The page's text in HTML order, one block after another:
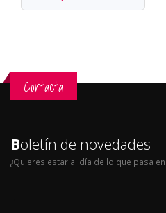
Contacta
Boletín de novedades
¿Quieres estar al día de lo que pasa en